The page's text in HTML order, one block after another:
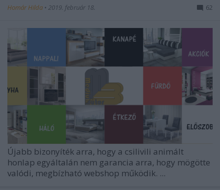
Homár Hilda • 2019. február 18. 62
Újabb bizonyíték arra, hogy a csilivili animált
honlap egyáltalán nem garancia arra, hogy mögötte
valódi, megbízható webshop működik. ...